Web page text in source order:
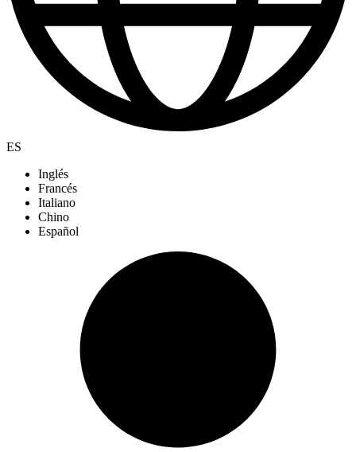
ES
Inglés
Francés
Italiano
Chino
Español